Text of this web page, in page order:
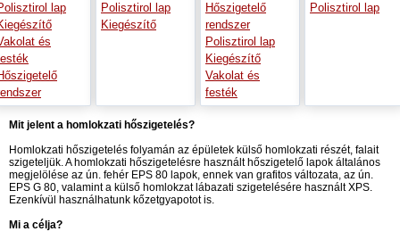
lap
és
Polisztirol lap
Kiegészítő
Hőszigetelő
rendszer
Polisztirol lap
Kiegészítő
Vakolat és
festék
Polisztirol lap
Mit jelent a homlokzati hőszigetelés?
Homlokzati hőszigetelés folyamán az épületek külső homlokzati részét, falait
szigeteljük. A homlokzati hőszigetelésre használt hőszigetelő lapok általános
megjelölése az ún. fehér EPS 80 lapok, ennek van grafitos változata, az ún.
EPS G 80, valamint a külső homlokzat lábazati szigetelésére használt XPS.
Ezenkívül használhatunk kőzetgyapotot is.
Mi a célja?